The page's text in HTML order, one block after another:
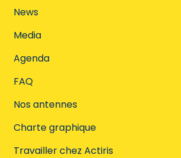
News
Media
Agenda
FAQ
Nos antennes
Charte graphique
Travailler chez Actiris